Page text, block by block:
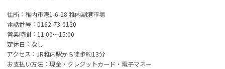
住所：稚内市港1-6-28 稚内副港市場
電話番号：0162-73-0120
営業時間：11:00～15:00
定休日：なし
アクセス：JR稚内駅から徒歩約13分
お支払い方法：現金・クレジットカード・電子マネー